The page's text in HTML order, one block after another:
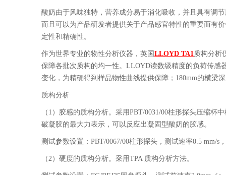
酸奶由于风味独特，营养成分易于消化吸收，并且具有调
而且可以为产品研发者提供关于产品感官特性的重要而有
定性和精确性。
作为世界专业的物性分析仪器，英国 LLOYD TA1 质构分析
保障各批次质构的均一性。LLOYD读数级精度的负荷传感
变化，为精确得到样品物性曲线提供保障；180mm的横梁
质构分析
（1）胶感的质构分析。采用PBT/0031/00柱形探头压缩
破凝胶的最大力表示，可以反应出凝固型酸奶的胶感。
测试参数设置： PBT/0067/00柱形探头，测试速率0.5 mm/s
（2）硬度的质构分析。采用TPA 质构分析方法。